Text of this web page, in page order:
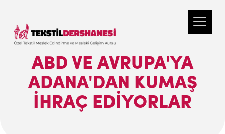
ABD VE AVRUPA'YA
ADANA'DAN KUMAŞ
İHRAÇ EDIYORLAR